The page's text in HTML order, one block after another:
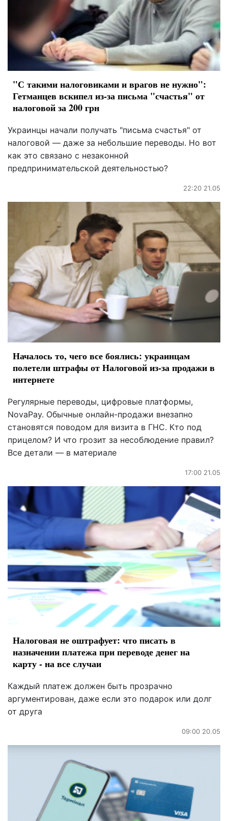
"С такими налоговиками и врагов не нужно":
Гетманцев вскипел из-за письма "счастья" от
налоговой за 200 грн
Украинцы начали получать "письма счастья" от
налоговой — даже за небольшие переводы. Но вот
как это связано с незаконной
предпринимательской деятельностью?
22:20 21.05
Началось то, чего все боялись: украинцам
полетели штрафы от Налоговой из-за продажи в
интернете
Регулярные переводы, цифровые платформы,
NovaPay. Обычные онлайн-продажи внезапно
становятся поводом для визита в ГНС. Кто под
прицелом? И что грозит за несоблюдение правил?
Все детали — в материале
17:00 21.05
Налоговая не оштрафует: что писать в
назначении платежа при переводе денег на
карту - на все случаи
Каждый платеж должен быть прозрачно
аргументирован, даже если это подарок или долг
от друга
09:00 20.05